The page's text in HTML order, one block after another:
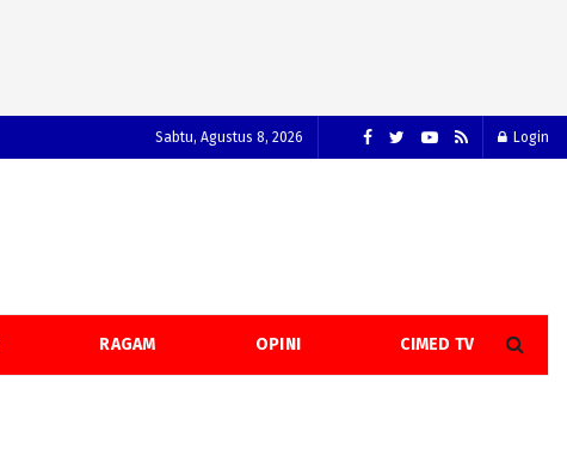
Sabtu, Agustus 8, 2026 Login
RAGAM OPINI CIMED TV